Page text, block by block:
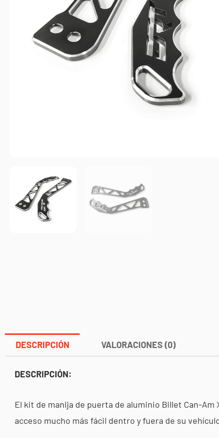
DESCRIPCIÓN VALORACIONES (0)
DESCRIPCIÓN:
El kit de manija de puerta de aluminio Billet Can-
acceso mucho más fácil dentro y fuera de su